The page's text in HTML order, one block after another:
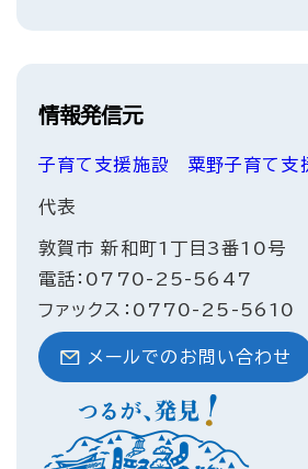
情報発信元
子育て支援施設 粟野子育て支
代表
敦賀市 新和町1丁目3番10号
電話：0770-25-5647
ファックス：0770-25-5610
メールでのお問い合わせ